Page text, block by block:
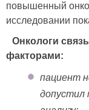
повышенный
исследовании
Онкологи
факторами:
пациент
допустил